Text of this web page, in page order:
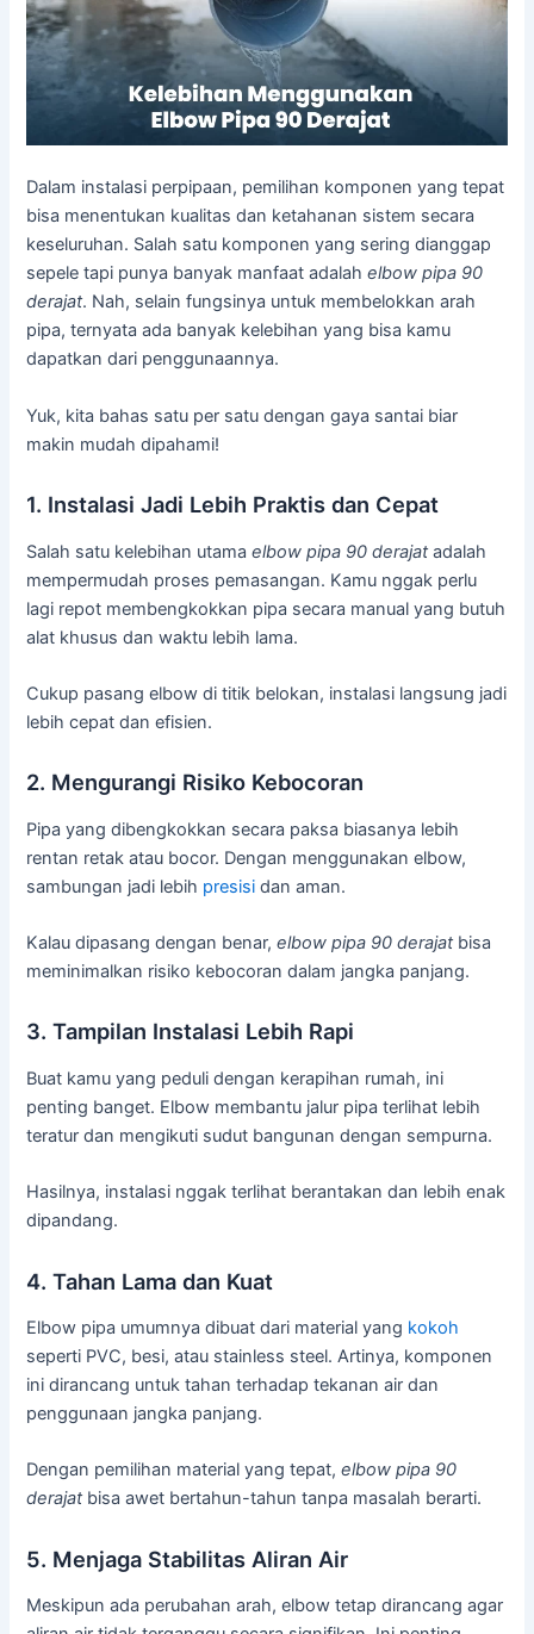
Dalam instalasi perpipaan, pemilihan komponen yang tepat
bisa menentukan kualitas dan ketahanan sistem secara
keseluruhan. Salah satu komponen yang sering dianggap
sepele tapi punya banyak manfaat adalahelbow pipa 90
derajat. Nah, selain fungsinya untuk membelokkan arah
pipa, ternyata ada banyak kelebihan yang bisa kamu
dapatkan dari penggunaannya.
Yuk, kita bahas satu per satu dengan gaya santai biar
makin mudah dipahami!
1. Instalasi Jadi Lebih Praktis dan Cepat
Salah satu kelebihan utamaelbow pipa 90 derajatadalah
mempermudah proses pemasangan. Kamu nggak perlu
lagi repot membengkokkan pipa secara manual yang butuh
alat khusus dan waktu lebih lama.
Cukup pasang elbow di titik belokan, instalasi langsung jadi
lebih cepat dan efisien.
2. Mengurangi Risiko Kebocoran
Pipa yang dibengkokkan secara paksa biasanya lebih
rentan retak atau bocor. Dengan menggunakan elbow,
sambungan jadi lebih presisi dan aman.
Kalau dipasang dengan benar,elbow pipa 90 derajatbisa
meminimalkan risiko kebocoran dalam jangka panjang.
3. Tampilan Instalasi Lebih Rapi
Buat kamu yang peduli dengan kerapihan rumah, ini
penting banget. Elbow membantu jalur pipa terlihat lebih
teratur dan mengikuti sudut bangunan dengan sempurna.
Hasilnya, instalasi nggak terlihat berantakan dan lebih enak
dipandang.
4. Tahan Lama dan Kuat
Elbow pipa umumnya dibuat dari material yang kokoh
seperti PVC, besi, atau stainless steel. Artinya, komponen
ini dirancang untuk tahan terhadap tekanan air dan
penggunaan jangka panjang.
Dengan pemilihan material yang tepat,elbow pipa 90
derajatbisa awet bertahun-tahun tanpa masalah berarti.
5. Menjaga Stabilitas Aliran Air
Meskipun ada perubahan arah, elbow tetap dirancang agar